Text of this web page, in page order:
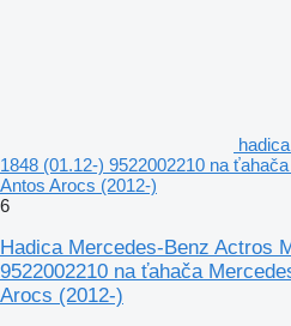
1848 (01.12-) 9522002210 na
Antos Arocs (2012-)
6
Hadica Mercedes-Benz Actros
9522002210 na ťahača
Arocs (2012-)